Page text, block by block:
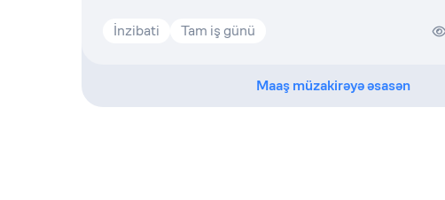
İnzibati Tam iş günü
Maaş müzakirəyə əsasən